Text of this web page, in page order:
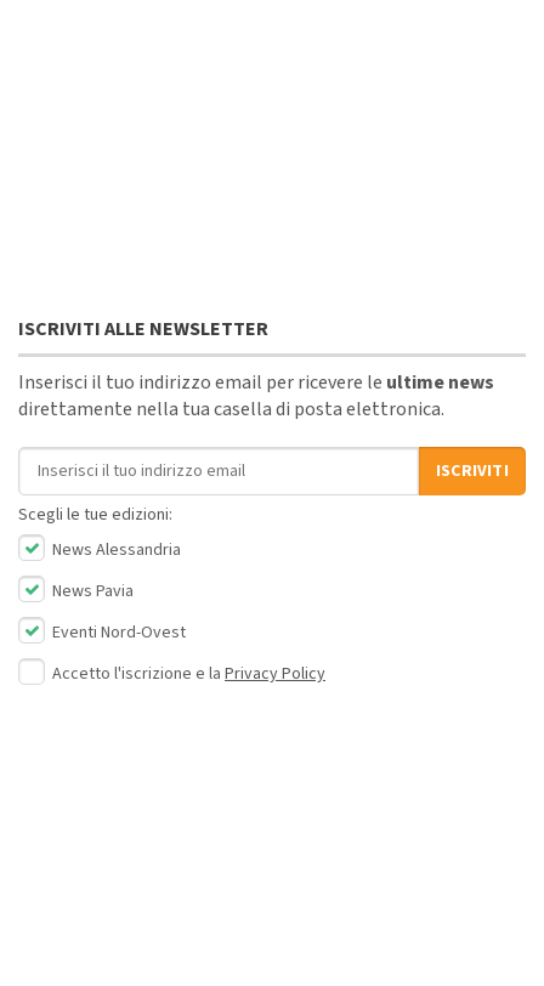
ISCRIVITI ALLE NEWSLETTER
Inserisci il tuo indirizzo email per ricevere le ultime news
direttamente nella tua casella di posta elettronica.
Indirizzo email
ISCRIVITI
Scegli le tue edizioni:
News Alessandria
News Pavia
Eventi Nord-Ovest
Accetto l'iscrizione e la Privacy Policy